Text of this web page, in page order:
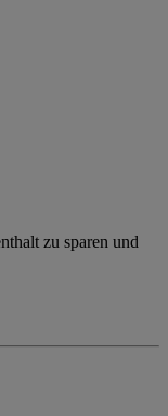
zu sparen und